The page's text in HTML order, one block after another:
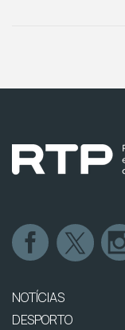
NOTÍCIAS
DESPORTO